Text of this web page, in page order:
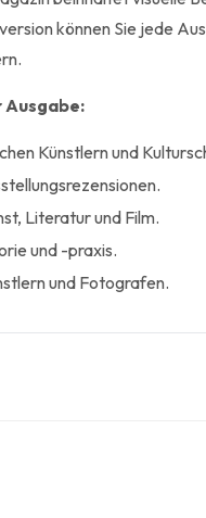
können Sie jede
Künstlern und
Literatur und Film.
und -praxis.
und Fotografen.